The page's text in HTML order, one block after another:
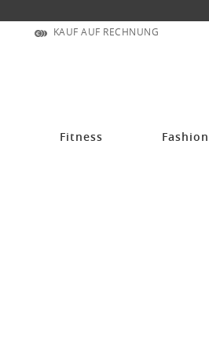
KAUF AUF RECHNUNG
Fitness Fashion